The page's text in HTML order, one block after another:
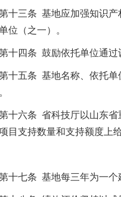
十三条 基地应加强知识产
位（之一）。
十四条 鼓励依托单位通过
十五条 基地名称、依托单
十六条 省科技厅以山东省
目支持数量和支持额度上
十七条 基地每三年为一个